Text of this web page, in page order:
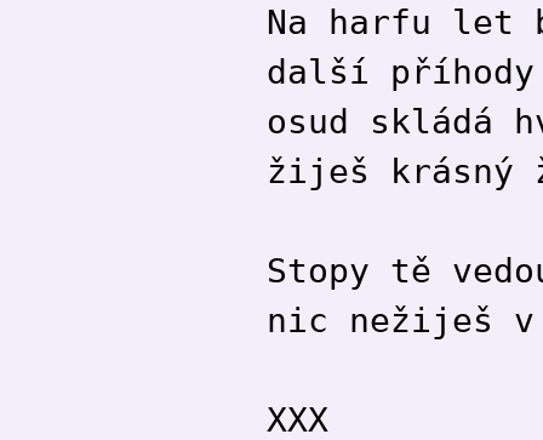
Na harfu let
další příhody
osud skládá
žiješ krásný
Stopy tě
nic nežiješ v
XXX